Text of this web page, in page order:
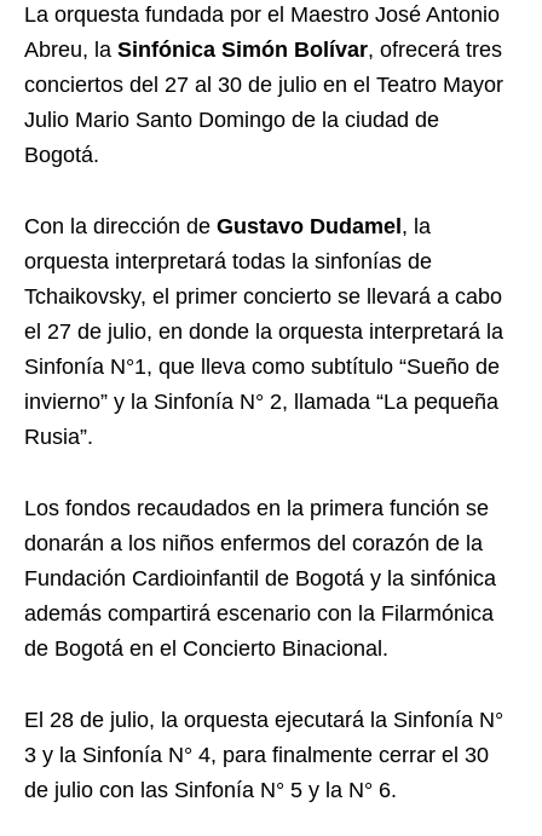
La orquesta fundada por el Maestro José Antonio
Abreu, la Sinfónica Simón Bolívar, ofrecerá tres
conciertos del 27 al 30 de julio en el Teatro Mayor
Julio Mario Santo Domingo de la ciudad de
Bogotá.
Con la dirección de Gustavo Dudamel, la
orquesta interpretará todas la sinfonías de
Tchaikovsky, el primer concierto se llevará a cabo
el 27 de julio, en donde la orquesta interpretará la
Sinfonía N°1, que lleva como subtítulo “Sueño de
invierno” y la Sinfonía N° 2, llamada “La pequeña
Rusia”.
Los fondos recaudados en la primera función se
donarán a los niños enfermos del corazón de la
Fundación Cardioinfantil de Bogotá y la sinfónica
además compartirá escenario con la Filarmónica
de Bogotá en el Concierto Binacional.
El 28 de julio, la orquesta ejecutará la Sinfonía N°
3 y la Sinfonía N° 4, para finalmente cerrar el 30
de julio con las Sinfonía N° 5 y la N° 6.